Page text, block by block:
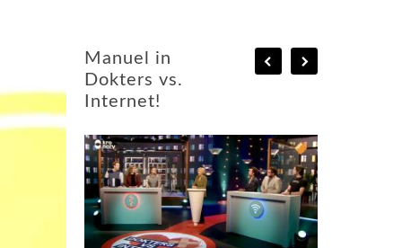
Manuel in
Dokters vs.
Internet!